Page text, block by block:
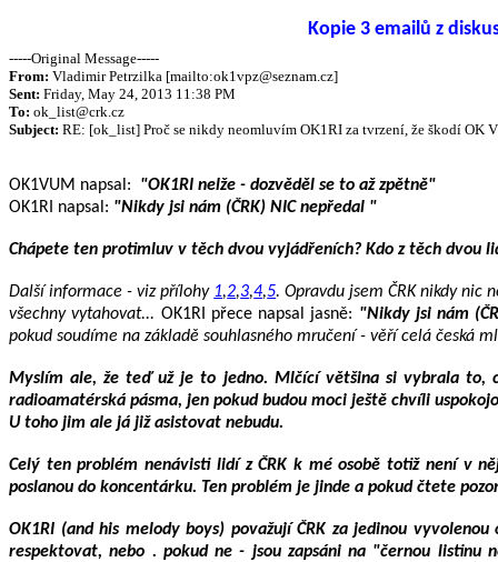
Kopie 3 emailů z
-----Original Message-----
From: Vladimir Petrzilka [mailto:ok1vpz@seznam.cz]
Sent: Friday, May 24, 2013 11:38 PM
To: ok_list@crk.cz
Subject: RE: [ok_list] Proč se nikdy neomluvím OK1RI za tvrzení, že škodí OK
OK1VUM napsal: "OK1RI nelže - dozvěděl se to až zpětně"
OK1RI napsal: "Nikdy jsi nám (ČRK) NIC nepředal "
Chápete ten protimluv v těch dvou vyjádřeních? Kdo z těch dvou
Další informace - viz přílohy 1,2,3,4,5. Opravdu jsem ČRK nikdy nic
všechny vytahovat... OK1RI přece napsal jasně: "Nikdy jsi nám
pokud soudíme na základě souhlasného mručení - věří celá česká
Myslím ale, že teď už je to jedno. Mlčící většina si vybrala to,
radioamatérská pásma, jen pokud budou moci ještě chvíli
U toho jim ale já již asistovat nebudu.
Celý ten problém nenávisti lidí z ČRK k mé osobě totiž není v
poslanou do koncentárku. Ten problém je jinde a pokud čtete
OK1RI (and his melody boys) považují ČRK za jedinou
respektovat, nebo . pokud ne - jsou zapsáni na "černou